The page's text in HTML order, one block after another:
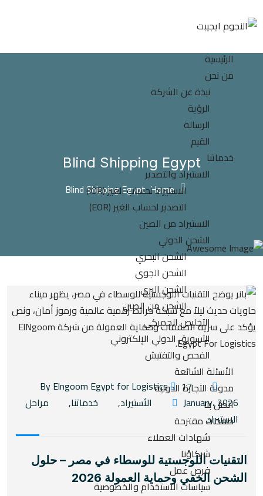
الرئيسية
من نحن
نبذة عن الشركة
الرؤية
الرسالة
القيم
خدماتنا
الاستيراد والتصدير
الاستيراد لحساب الغير (IOR)
التصدير لحساب الغير (EOR)
الاستيراد من الصين
الشحن الدولي
الشحن البحري
الشحن الجوي
الشحن البري
الشحن من الصين
التخليص الجمركي
التسويق الدولي الإلكتروني
الفحص والتفتيش
الأسئلة الشائعة
مدونة التجارة الدولية
اتصل بنا
صفحات مقترحة
شهادات العملاء
شركاؤنا
فرص عمل
سياسات الاستخدام والخصوصية
Blind Shipping Egypt
Home
Blind Shipping Egypt
By Elngoom Egypt for Logistics
17
January، 2026
الأستيراد, خدماتنا,
مراحل
الاستيراد
التقنيات اللوجستية للوسطاء في مصر – حلول
الشحن الخفي وحماية العمولة 2026